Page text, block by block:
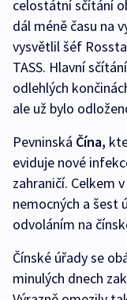
celostátní sčítání
dál méně času na
vysvětlil šéf
TASS. Hlavní
odlehlých
ale už bylo
Pevninská Čína,
eviduje nové
zahraničí. Celkem
nemocných a šest
odvoláním na
Čínské úřady se
minulých dnech